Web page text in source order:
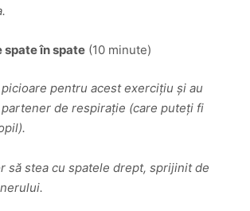
spate în spate(10 minute)
pentru acest exercițiu și au
de respirație (care puteți fi
să stea cu spatele drept, sprijinit de